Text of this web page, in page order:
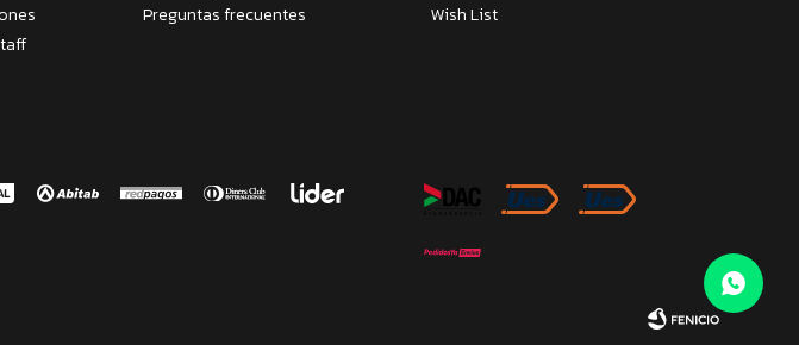
Preguntas frecuentes
Wish List